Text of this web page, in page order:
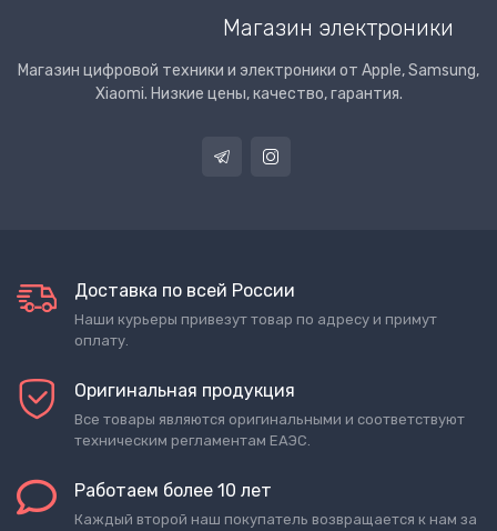
Магазин электроники
Магазин цифровой техники и электроники от Apple, Samsung,
Xiaomi. Низкие цены, качество, гарантия.
Доставка по всей России
Наши курьеры привезут товар по адресу и примут
оплату.
Оригинальная продукция
Все товары являются оригинальными и соответствуют
техническим регламентам ЕАЭС.
Работаем более 10 лет
Каждый второй наш покупатель возвращается к нам за